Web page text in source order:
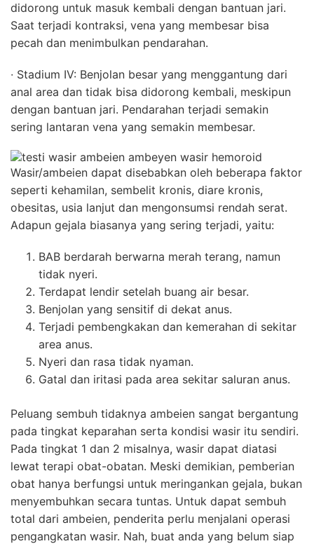
didorong untuk masuk kembali dengan bantuan jari.
Saat terjadi kontraksi, vena yang membesar bisa
pecah dan menimbulkan pendarahan.
∙ Stadium IV: Benjolan besar yang menggantung dari
anal area dan tidak bisa didorong kembali, meskipun
dengan bantuan jari. Pendarahan terjadi semakin
sering lantaran vena yang semakin membesar.
Wasir/ambeien dapat disebabkan oleh beberapa faktor
seperti kehamilan, sembelit kronis, diare kronis,
obesitas, usia lanjut dan mengonsumsi rendah serat.
Adapun gejala biasanya yang sering terjadi, yaitu:
BAB berdarah berwarna merah terang, namun
tidak nyeri.
Terdapat lendir setelah buang air besar.
Benjolan yang sensitif di dekat anus.
Terjadi pembengkakan dan kemerahan di sekitar
area anus.
Nyeri dan rasa tidak nyaman.
Gatal dan iritasi pada area sekitar saluran anus.
Peluang sembuh tidaknya ambeien sangat bergantung
pada tingkat keparahan serta kondisi wasir itu sendiri.
Pada tingkat 1 dan 2 misalnya, wasir dapat diatasi
lewat terapi obat-obatan. Meski demikian, pemberian
obat hanya berfungsi untuk meringankan gejala, bukan
menyembuhkan secara tuntas. Untuk dapat sembuh
total dari ambeien, penderita perlu menjalani operasi
pengangkatan wasir. Nah, buat anda yang belum siap